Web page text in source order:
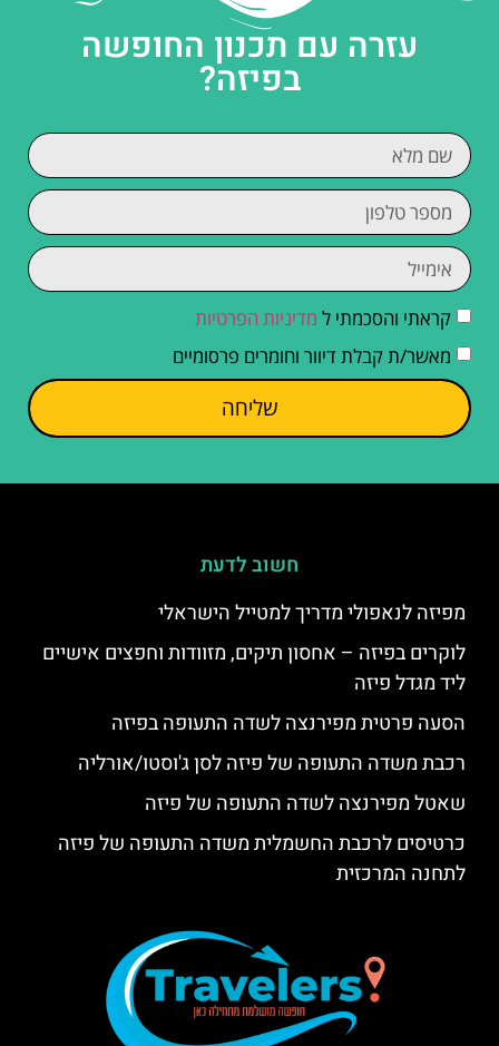
עזרה עם תכנון החופשה
בפיזה?
קראתי והסכמתי ל מדיניות הפרטיות
מאשר/ת קבלת דיוור וחומרים פרסומיים
שליחה
חשוב לדעת
מפיזה לנאפולי מדריך למטייל הישראלי
לוקרים בפיזה – אחסון תיקים, מזוודות וחפצים אישיים
ליד מגדל פיזה
הסעה פרטית מפירנצה לשדה התעופה בפיזה
רכבת משדה התעופה של פיזה לסן ג'וסטו/אורליה
שאטל מפירנצה לשדה התעופה של פיזה
כרטיסים לרכבת החשמלית משדה התעופה של פיזה
לתחנה המרכזית